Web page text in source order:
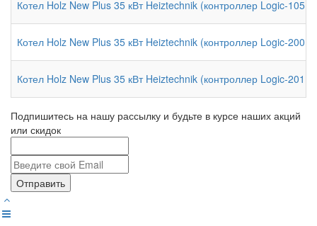
Котел Holz New Plus 35 кВт Heiztechnik (контроллер Logic-105
Котел Holz New Plus 35 кВт Heiztechnik (контроллер Logic-200
Котел Holz New Plus 35 кВт Heiztechnik (контроллер Logic-201
Подпишитесь на нашу рассылку и будьте в курсе наших акций
или скидок
Отправить